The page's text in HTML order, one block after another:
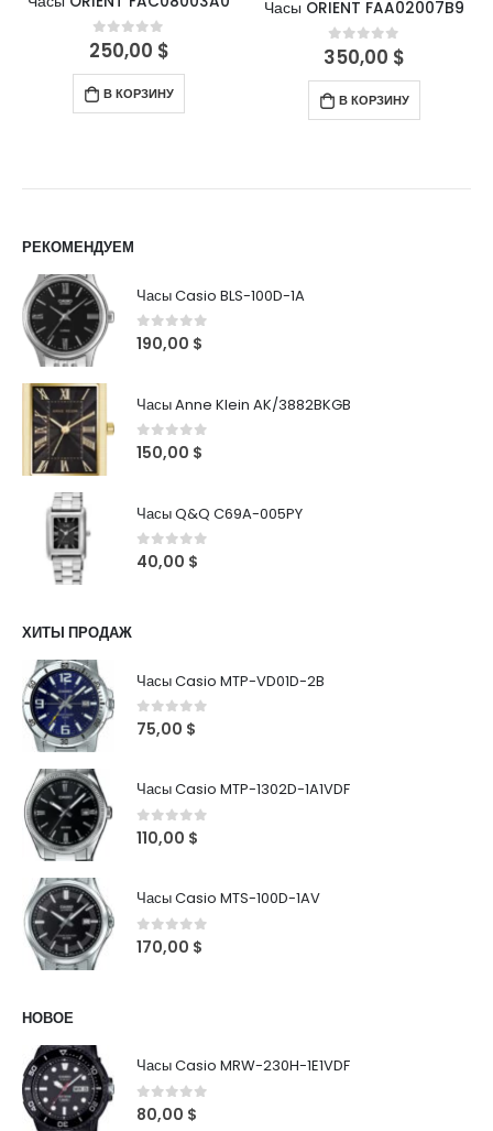
0out of 5
250,00 $
В КОРЗИНУ
Часы ORIENT FAA02007B9
0out of 5
350,00 $
В КОРЗИНУ
РЕКОМЕНДУЕМ
Часы Casio BLS-100D-1A
0out of 5
190,00 $
Часы Anne Klein AK/3882BKGB
0out of 5
150,00 $
Часы Q&Q C69A-005PY
0 out of 5
40,00 $
ХИТЫ ПРОДАЖ
Часы Casio MTP-VD01D-2B
0out of 5
75,00 $
Часы Casio MTP-1302D-1A1VDF
0out of 5
110,00 $
Часы Casio MTS-100D-1AV
0out of 5
170,00 $
НОВОЕ
Часы Casio MRW-230H-1E1VDF
0out of 5
80,00 $